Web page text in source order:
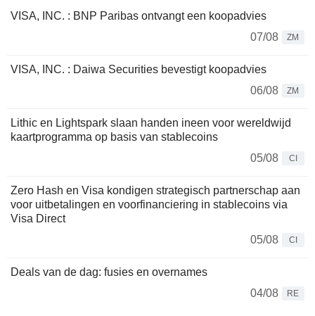
VISA, INC. : BNP Paribas ontvangt een koopadvies
07/08
ZM
VISA, INC. : Daiwa Securities bevestigt koopadvies
06/08
ZM
Lithic en Lightspark slaan handen ineen voor wereldwijd
kaartprogramma op basis van stablecoins
05/08
CI
Zero Hash en Visa kondigen strategisch partnerschap aan
voor uitbetalingen en voorfinanciering in stablecoins via
Visa Direct
05/08
CI
Deals van de dag: fusies en overnames
04/08
RE